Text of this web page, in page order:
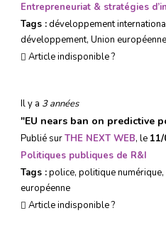
Entrepreneuriat & stratégies
Tags :développement
développement, Union européenne
Article indisponible ?
Il y a 3 années
"EU nears ban on predictive
Publié surTHE NEXT WEB, le
Politiques publiques de R&I
Tags :police, politique numérique,
européenne
Article indisponible ?